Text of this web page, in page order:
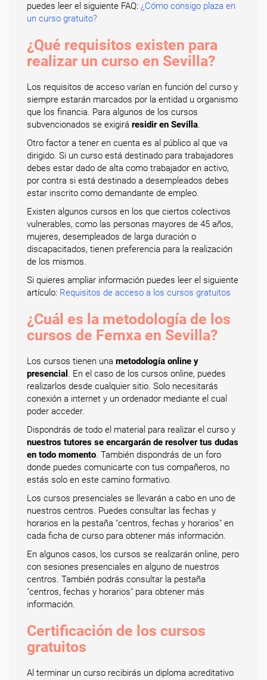
puedes leer el siguiente FAQ: ¿Cómo consigo plaza en
un curso gratuito?
¿Qué requisitos existen para
realizar un curso en Sevilla?
Los requisitos de acceso varían en función del curso y
siempre estarán marcados por la entidad u organismo
que los financia. Para algunos de los cursos
subvencionados se exigirá residir en Sevilla.
Otro factor a tener en cuenta es al público al que va
dirigido. Si un curso está destinado para trabajadores
debes estar dado de alta como trabajador en activo,
por contra si está destinado a desempleados debes
estar inscrito como demandante de empleo.
Existen algunos cursos en los que ciertos colectivos
vulnerables, como las personas mayores de 45 años,
mujeres, desempleados de larga duración o
discapacitados, tienen preferencia para la realización
de los mismos.
Si quieres ampliar información puedes leer el siguiente
artículo: Requisitos de acceso a los cursos gratuitos
¿Cuál es la metodología de los
cursos de Femxa en Sevilla?
Los cursos tienen una metodología online y
presencial . En el caso de los cursos online, puedes
realizarlos desde cualquier sitio. Solo necesitarás
conexión a internet y un ordenador mediante el cual
poder acceder.
Dispondrás de todo el material para realizar el curso y
nuestros tutores se encargarán de resolver tus dudas
en todo momento. También dispondrás de un foro
donde puedes comunicarte con tus compañeros, no
estás solo en este camino formativo.
Los cursos presenciales se llevarán a cabo en uno de
nuestros centros. Puedes consultar las fechas y
horarios en la pestaña "centros, fechas y horarios" en
cada ficha de curso para obtener más información.
En algunos casos, los cursos se realizarán online, pero
con sesiones presenciales en alguno de nuestros
centros. También podrás consultar la pestaña
"centros, fechas y horarios" para obtener más
información.
Certificación de los cursos
gratuitos
Al terminar un curso recibirás un diploma acreditativo